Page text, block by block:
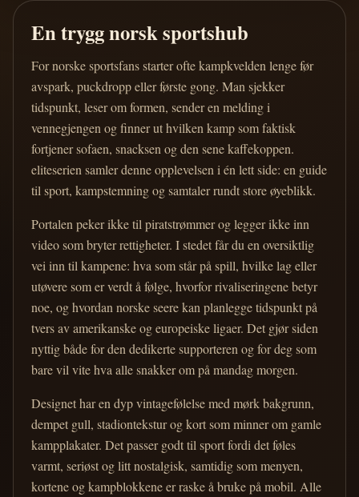
En trygg norsk sportshub
For norske sportsfans starter ofte kampkvelden lenge før
avspark, puckdropp eller første gong. Man sjekker
tidspunkt, leser om formen, sender en melding i
vennegjengen og finner ut hvilken kamp som faktisk
fortjener sofaen, snacksen og den sene kaffekoppen.
eliteserien samler denne opplevelsen i én lett side: en guide
til sport, kampstemning og samtaler rundt store øyeblikk.
Portalen peker ikke til piratstrømmer og legger ikke inn
video som bryter rettigheter. I stedet får du en oversiktlig
vei inn til kampene: hva som står på spill, hvilke lag eller
utøvere som er verdt å følge, hvorfor rivaliseringene betyr
noe, og hvordan norske seere kan planlegge tidspunkt på
tvers av amerikanske og europeiske ligaer. Det gjør siden
nyttig både for den dedikerte supporteren og for deg som
bare vil vite hva alle snakker om på mandag morgen.
Designet har en dyp vintagefølelse med mørk bakgrunn,
dempet gull, stadiontekstur og kort som minner om gamle
kampplakater. Det passer godt til sport fordi det føles
varmt, seriøst og litt nostalgisk, samtidig som menyen,
kortene og kampblokkene er raske å bruke på mobil. Alle